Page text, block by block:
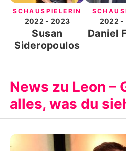
SCHAUSPIELERIN
2022 - 2023
Susan
Sideropoulos
2022 -
Daniel
News zu Leon –
alles, was du